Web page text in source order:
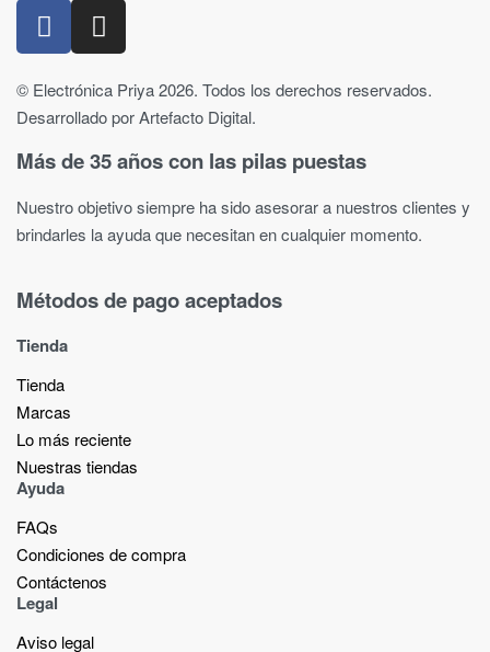
© Electrónica Priya 2026. Todos los derechos reservados.
Desarrollado por Artefacto Digital.
Más de 35 años con las pilas puestas
Nuestro objetivo siempre ha sido asesorar a nuestros clientes y
brindarles la ayuda que necesitan en cualquier momento.
Métodos de pago aceptados
Tienda
Tienda
Marcas
Lo más reciente​
Nuestras tiendas​
Ayuda
FAQs
Condiciones de compra
Contáctenos
Legal
Aviso legal